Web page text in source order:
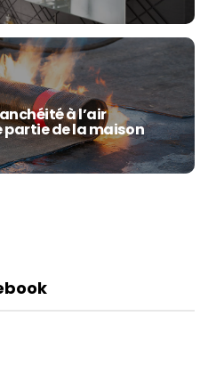
à l’air
de la maison